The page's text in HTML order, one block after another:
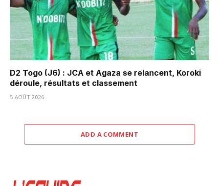
D2 Togo (J6) : JCA et Agaza se relancent, Koroki
déroule, résultats et classement
5 AOÛT 2026
ADD A COMMENT